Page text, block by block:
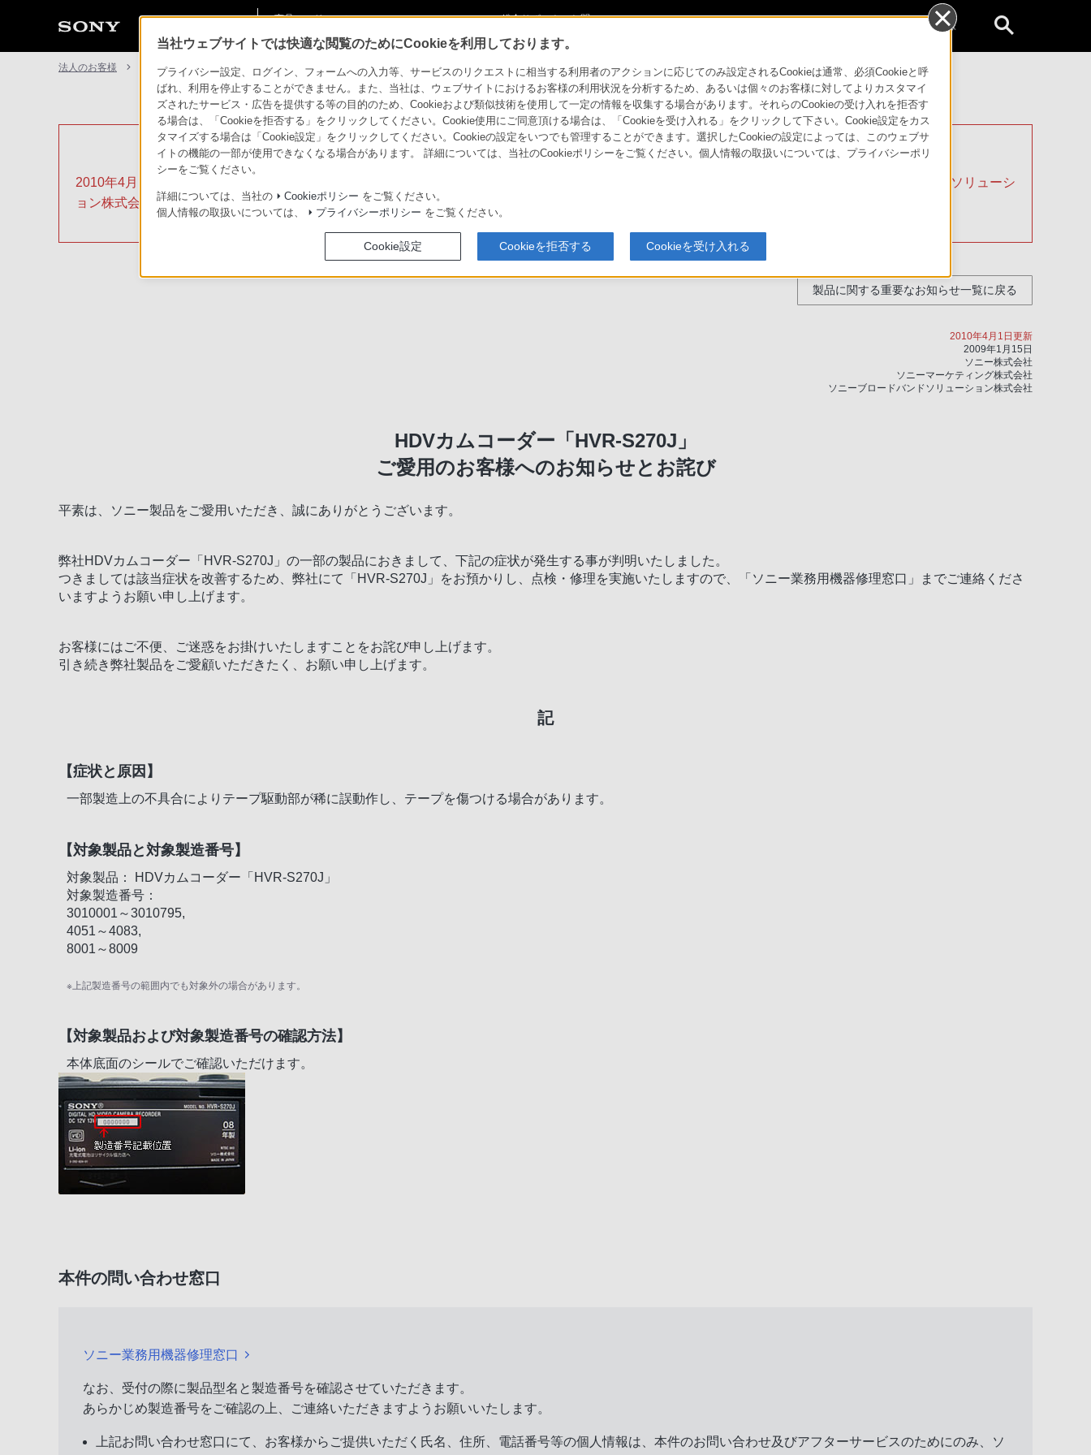
商品・ソリューショ
総合サポート・お問
個人のお客様
法人のお客様 >製品に関する重要なお知らせ一覧 HDVカムコーダー「HVR-S270J」 ご愛用のお客様へのお知らせとお詫び
社名変更のお知らせ
2010年4月1日より、ソニーマーケティング株式会社の放送・企業向け業務をソニーブロードバンドソリューション株式会社が引継ぎ、ソニービジネスソリューシ
ョン株式会社に社名変更を行いました。
製品に関する重要なお知らせ一覧に戻る
2010年4月1日更新
2009年1月15日
ソニー株式会社
ソニーマーケティング株式会社
ソニーブロードバンドソリューション株式会社
HDVカムコーダー「HVR-S270J」
ご愛用のお客様へのお知らせとお詫び
平素は、ソニー製品をご愛用いただき、誠にありがとうございます。
弊社HDVカムコーダー「HVR-S270J」の一部の製品におきまして、下記の症状が発生する事が判明いたしました。
つきましては該当症状を改善するため、弊社にて「HVR-S270J」をお預かりし、点検・修理を実施いたしますので、「ソニー業務用機器修理窓口」までご連絡くださ
いますようお願い申し上げます。
お客様にはご不便、ご迷惑をお掛けいたしますことをお詫び申し上げます。
引き続き弊社製品をご愛顧いただきたく、お願い申し上げます。
記
【症状と原因】
一部製造上の不具合によりテープ駆動部が稀に誤動作し、テープを傷つける場合があります。
【対象製品と対象製造番号】
対象製品： HDVカムコーダー「HVR-S270J」
対象製造番号：
3010001～3010795,
4051～4083,
8001～8009
※上記製造番号の範囲内でも対象外の場合があります。
【対象製品および対象製造番号の確認方法】
本体底面のシールでご確認いただけます。
本件の問い合わせ窓口
ソニー業務用機器修理窓口
なお、受付の際に製品型名と製造番号を確認させていただきます。
あらかじめ製造番号をご確認の上、ご連絡いただきますようお願いいたします。
上記お問い合わせ窓口にて、お客様からご提供いただく氏名、住所、電話番号等の個人情報は、本件のお問い合わせ及びアフターサービスのためにのみ、ソ
当社ウェブサイトでは快適な閲覧のためにCookieを利用しております。
プライバシー設定、ログイン、フォームへの入力等、サービスのリクエストに相当する利用者のアクションに応じてのみ設定されるCookieは通常、必須Cookieと呼
ばれ、利用を停止することができません。また、当社は、ウェブサイトにおけるお客様の利用状況を分析するため、あるいは個々のお客様に対してよりカスタマイ
ズされたサービス・広告を提供する等の目的のため、Cookieおよび類似技術を使用して一定の情報を収集する場合があります。それらのCookieの受け入れを拒否す
る場合は、「Cookieを拒否する」をクリックしてください。Cookie使用にご同意頂ける場合は、「Cookieを受け入れる」をクリックして下さい。Cookie設定をカス
タマイズする場合は「Cookie設定」をクリックしてください。Cookieの設定をいつでも管理することができます。選択したCookieの設定によっては、このウェブサ
イトの機能の一部が使用できなくなる場合があります。 詳細については、当社のCookieポリシーをご覧ください。個人情報の取扱いについては、プライバシーポリ
シーをご覧ください。
詳細については、当社の Cookieポリシー をご覧ください。
個人情報の取扱いについては、
プライバシーポリシー をご覧ください。
Cookie設定 Cookieを拒否する Cookieを受け入れる